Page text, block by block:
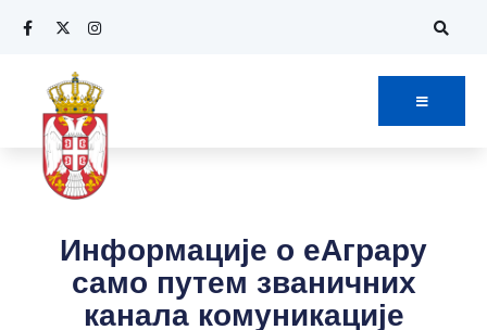
Информације о еАграру
само путем званичних
канала комуникације